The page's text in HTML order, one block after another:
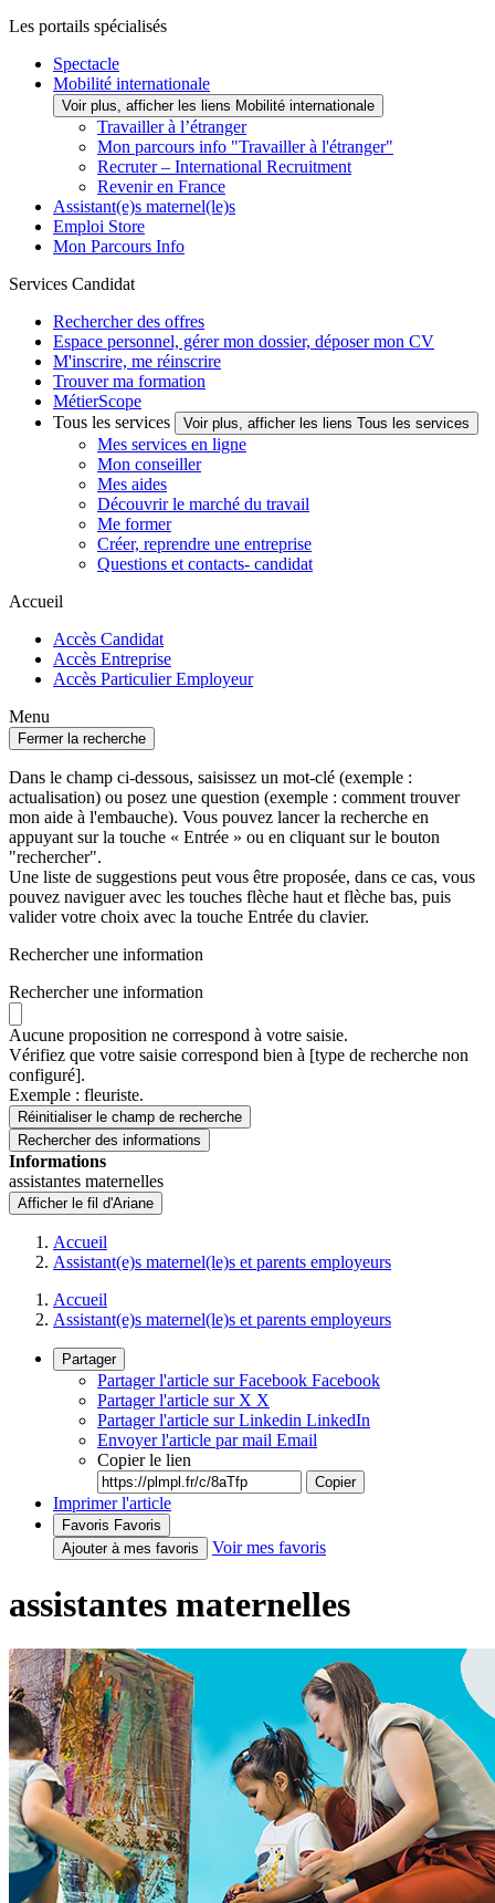
Les portails spécialisés
Spectacle
Mobilité internationale
Voir plus, afficher les liens Mobilité internationale
Travailler à l’étranger
Mon parcours info "Travailler à l'étranger"
Recruter – International Recruitment
Revenir en France
Assistant(e)s maternel(le)s
Emploi Store
Mon Parcours Info
Services Candidat
Rechercher des offres
Espace personnel, gérer mon dossier, déposer mon CV
M'inscrire, me réinscrire
Trouver ma formation
MétierScope
Tous les services
Voir plus, afficher les liens Tous les services
Mes services en ligne
Mon conseiller
Mes aides
Découvrir le marché du travail
Me former
Créer, reprendre une entreprise
Questions et contacts- candidat
Accueil
Accès Candidat
Accès Entreprise
Accès Particulier Employeur
Menu
Fermer la recherche
Dans le champ ci-dessous, saisissez un mot-clé (exemple :
actualisation) ou posez une question (exemple : comment trouver
mon aide à l'embauche). Vous pouvez lancer la recherche en
appuyant sur la touche « Entrée » ou en cliquant sur le bouton
"rechercher".
Une liste de suggestions peut vous être proposée, dans ce cas, vous
pouvez naviguer avec les touches flèche haut et flèche bas, puis
valider votre choix avec la touche Entrée du clavier.
Rechercher une information
Rechercher une information
Aucune proposition ne correspond à votre saisie.
Vérifiez que votre saisie correspond bien à [type de recherche non
configuré].
Exemple : fleuriste.
Réinitialiser le champ de recherche
Rechercherdes informations
Informations
assistantes maternelles
Afficher le fil d'Ariane
Accueil
Assistant(e)s maternel(le)s et parents employeurs
Accueil
Assistant(e)s maternel(le)s et parents employeurs
Partager
Partager l'article sur Facebook Facebook
Partager l'article sur X X
Partager l'article sur Linkedin LinkedIn
Envoyer l'article par mail Email
Copier le lien
Copier
Imprimer l'article
Favoris Favoris
Ajouter à mes favoris
Voir mes favoris
assistantes maternelles